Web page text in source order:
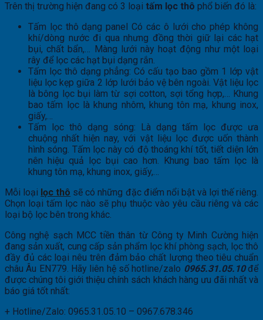
Trên thị trường hiện đang có 3 loại tấm lọc thô phổ biến đó là:
Tấm lọc thô dạng panel Có các ô lưới cho phép không
khí/dòng nước đi qua nhưng đồng thời giữ lại các hạt
bụi, chất bẩn,… Màng lưới này hoạt động như một loại
rây để lọc các hạt bụi dạng rắn.
Tấm lọc thô dạng phẳng: Có cấu tạo bao gồm 1 lớp vật
liệu lọc kẹp giữa 2 lớp lưới bảo vệ bên ngoài. Vật liệu lọc
là bông lọc bụi làm từ sợi cotton, sợi tổng hợp,… Khung
bao tấm lọc là khung nhôm, khung tôn mạ, khung inox,
giấy,…
Tấm lọc thô dạng sóng: Là dạng tấm lọc được ưa
chuộng nhất hiện nay, với vật liệu lọc được uốn thành
hình sóng. Tấm lọc này có độ thoáng khí tốt, tiết diện lớn
nên hiệu quả lọc bụi cao hơn. Khung bao tấm lọc là
khung tôn mạ, khung inox, giấy,…
Mỗi loại lọc thô sẽ có những đặc điểm nổi bật và lợi thế riêng.
Chọn loại tấm lọc nào sẽ phụ thuộc vào yêu cầu riêng và các
loại bộ lọc bên trong khác.
Công nghệ sạch MCC tiền thân từ Công ty Minh Cường hiện
đang sản xuất, cung cấp sản phẩm lọc khí phòng sạch, lọc thô
đầy đủ các loại nêu trên đảm bảo chất lượng theo tiêu chuẩn
châu Âu EN779. Hãy liên hệ số hotline/zalo 0965.31.05.10để
được chúng tôi giới thiệu chính sách khách hàng ưu đãi nhất và
báo giá tốt nhất:
+ Hotline/Zalo: 0965.31.05.10 – 0967.678.346